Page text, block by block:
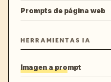
Prompts de página web
HERRAMIENTAS IA
Imagen a prompt